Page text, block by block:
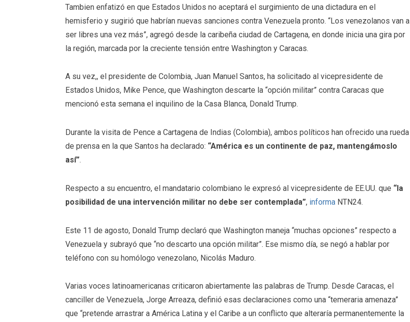
Tambien enfatizó en que Estados Unidos no aceptará el surgimiento de una dictadura en el
hemisferio y sugirió que habrían nuevas sanciones contra Venezuela pronto. “Los venezolanos van a
ser libres una vez más”, agregó desde la caribeña ciudad de Cartagena, en donde inicia una gira por
la región, marcada por la creciente tensión entre Washington y Caracas.
A su vez,, el presidente de Colombia, Juan Manuel Santos, ha solicitado al vicepresidente de
Estados Unidos, Mike Pence, que Washington descarte la “opción militar” contra Caracas que
mencionó esta semana el inquilino de la Casa Blanca, Donald Trump.
Durante la visita de Pence a Cartagena de Indias (Colombia), ambos políticos han ofrecido una rueda
de prensa en la que Santos ha declarado: “América es un continente de paz, mantengámoslo
así”.
Respecto a su encuentro, el mandatario colombiano le expresó al vicepresidente de EE.UU. que “la
posibilidad de una intervención militar no debe ser contemplada”, informa NTN24.
Este 11 de agosto, Donald Trump declaró que Washington maneja “muchas opciones” respecto a
Venezuela y subrayó que “no descarto una opción militar”. Ese mismo día, se negó a hablar por
teléfono con su homólogo venezolano, Nicolás Maduro.
Varias voces latinoamericanas criticaron abiertamente las palabras de Trump. Desde Caracas, el
canciller de Venezuela, Jorge Arreaza, definió esas declaraciones como una “temeraria amenaza”
que “pretende arrastrar a América Latina y el Caribe a un conflicto que alteraría permanentemente la